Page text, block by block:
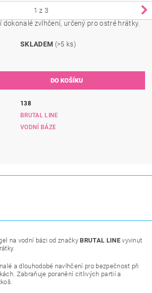
1 z 3
zvlhčení, určený pro ostré hrátky.
SKLADEM (>5 ks)
138
BRUTAL LINE
VODNÍ BÁZE
na vodní bázi od značkyBRUTAL LINEvyvinut
a dlouhodobé navlhčení pro bezpečnost při
Zabraňuje poranění citlivých partií a